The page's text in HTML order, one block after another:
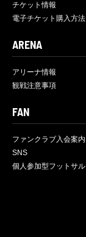
チケット情報
電子チケット購入方法
ARENA
アリーナ情報
観戦注意事項
FAN
ファンクラブ入会案内
SNS
個人参加型フットサル